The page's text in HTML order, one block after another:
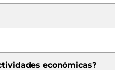
económicas?